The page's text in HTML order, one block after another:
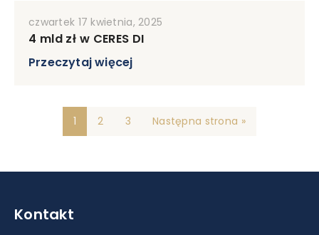
czwartek 17 kwietnia, 2025
4 mld zł w CERES DI
Przeczytaj więcej
1 2 3 Następna strona »
Kontakt